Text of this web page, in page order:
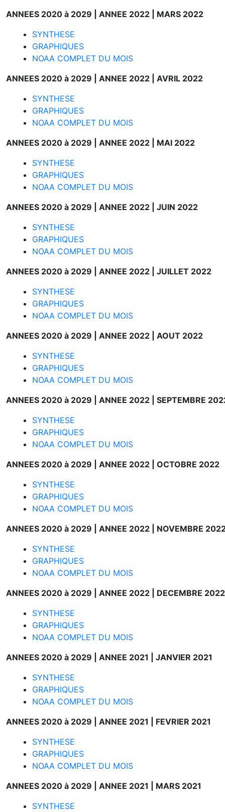
ANNEES 2020 à 2029 | ANNEE 2022 | MARS 2022
SYNTHESE
GRAPHIQUES
NOAA COMPLET DU MOIS
ANNEES 2020 à 2029 | ANNEE 2022 | AVRIL 2022
SYNTHESE
GRAPHIQUES
NOAA COMPLET DU MOIS
ANNEES 2020 à 2029 | ANNEE 2022 | MAI 2022
SYNTHESE
GRAPHIQUES
NOAA COMPLET DU MOIS
ANNEES 2020 à 2029 | ANNEE 2022 | JUIN 2022
SYNTHESE
GRAPHIQUES
NOAA COMPLET DU MOIS
ANNEES 2020 à 2029 | ANNEE 2022 | JUILLET 2022
SYNTHESE
GRAPHIQUES
NOAA COMPLET DU MOIS
ANNEES 2020 à 2029 | ANNEE 2022 | AOUT 2022
SYNTHESE
GRAPHIQUES
NOAA COMPLET DU MOIS
ANNEES 2020 à 2029 | ANNEE 2022 | SEPTEMBRE
SYNTHESE
GRAPHIQUES
NOAA COMPLET DU MOIS
ANNEES 2020 à 2029 | ANNEE 2022 | OCTOBRE 2022
SYNTHESE
GRAPHIQUES
NOAA COMPLET DU MOIS
ANNEES 2020 à 2029 | ANNEE 2022 | NOVEMBRE
SYNTHESE
GRAPHIQUES
NOAA COMPLET DU MOIS
ANNEES 2020 à 2029 | ANNEE 2022 | DECEMBRE 2022
SYNTHESE
GRAPHIQUES
NOAA COMPLET DU MOIS
ANNEES 2020 à 2029 | ANNEE 2021 | JANVIER 2021
SYNTHESE
GRAPHIQUES
NOAA COMPLET DU MOIS
ANNEES 2020 à 2029 | ANNEE 2021 | FEVRIER 2021
SYNTHESE
GRAPHIQUES
NOAA COMPLET DU MOIS
ANNEES 2020 à 2029 | ANNEE 2021 | MARS 2021
SYNTHESE